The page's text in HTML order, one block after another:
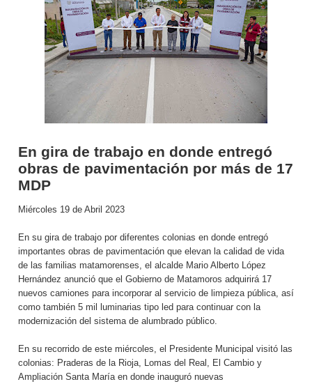
En gira de trabajo en donde entregó
obras de pavimentación por más de 17
MDP
Miércoles 19 de Abril 2023
En su gira de trabajo por diferentes colonias en donde entregó
importantes obras de pavimentación que elevan la calidad de vida
de las familias matamorenses, el alcalde Mario Alberto López
Hernández anunció que el Gobierno de Matamoros adquirirá 17
nuevos camiones para incorporar al servicio de limpieza pública, así
como también 5 mil luminarias tipo led para continuar con la
modernización del sistema de alumbrado público.
En su recorrido de este miércoles, el Presidente Municipal visitó las
colonias: Praderas de la Rioja, Lomas del Real, El Cambio y
Ampliación Santa María en donde inauguró nuevas